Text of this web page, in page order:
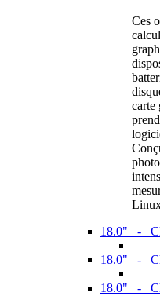
Ces
carte
18.0" -
18.0" -
18.0" -